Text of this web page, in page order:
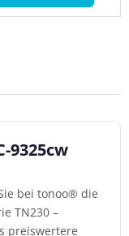
9325cw
bei tonoo® die
TN230 –
preiswertere